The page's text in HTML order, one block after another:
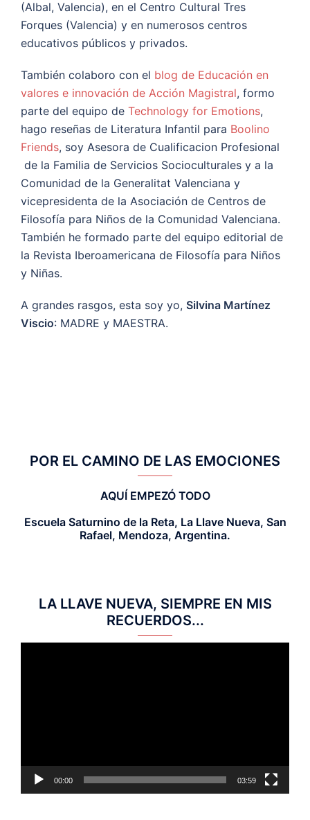
(Albal, Valencia), en el Centro Cultural Tres
Forques (Valencia) y en numerosos centros
educativos públicos y privados.
También colaboro con el blog de Educación en
valores e innovación de Acción Magistral, formo
parte del equipo de Technology for Emotions,
hago reseñas de Literatura Infantil para Boolino
Friends, soy Asesora de Cualificacion Profesional
de la Familia de Servicios Socioculturales y a la
Comunidad de la Generalitat Valenciana y
vicepresidenta de la Asociación de Centros de
Filosofía para Niños de la Comunidad Valenciana.
También he formado parte del equipo editorial de
la Revista Iberoamericana de Filosofía para Niños
y Niñas.
A grandes rasgos, esta soy yo, Silvina Martínez
Viscio: MADRE y MAESTRA.
POR EL CAMINO DE LAS EMOCIONES
AQUÍ EMPEZÓ TODO
Escuela Saturnino de la Reta, La Llave Nueva, San
Rafael, Mendoza, Argentina.
LA LLAVE NUEVA, SIEMPRE EN MIS
RECUERDOS...
00:00 03:59